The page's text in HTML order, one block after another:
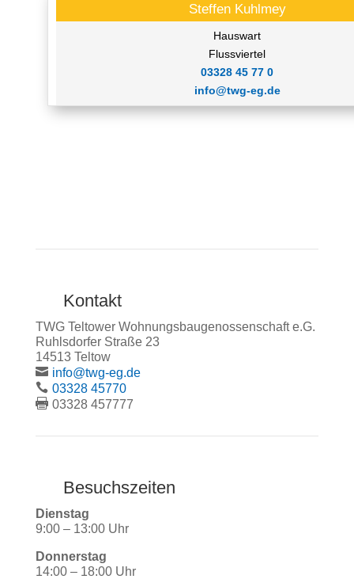
Steffen Kuhlmey
Hauswart
Flussviertel
03328 45 77 0
info@twg-eg.de
Kontakt
TWG Teltower Wohnungsbaugenossenschaft e.G.
Ruhlsdorfer Straße 23
14513 Teltow
info@twg-eg.de
03328 45770
03328 457777
Besuchszeiten
Dienstag
9:00 – 13:00 Uhr
Donnerstag
14:00 – 18:00 Uhr